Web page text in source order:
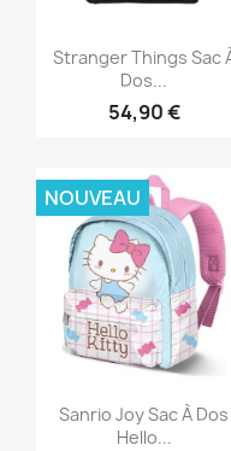
Aperçu rapide
Stranger Things Sac
Dos...
54,90 €
Aperçu rapide
Sanrio Joy Sac À Dos
Hello...
NOUVEAU